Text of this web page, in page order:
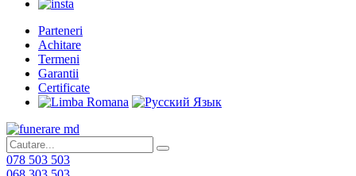
Parteneri
Achitare
Termeni
Garantii
Certificate
078 503 503